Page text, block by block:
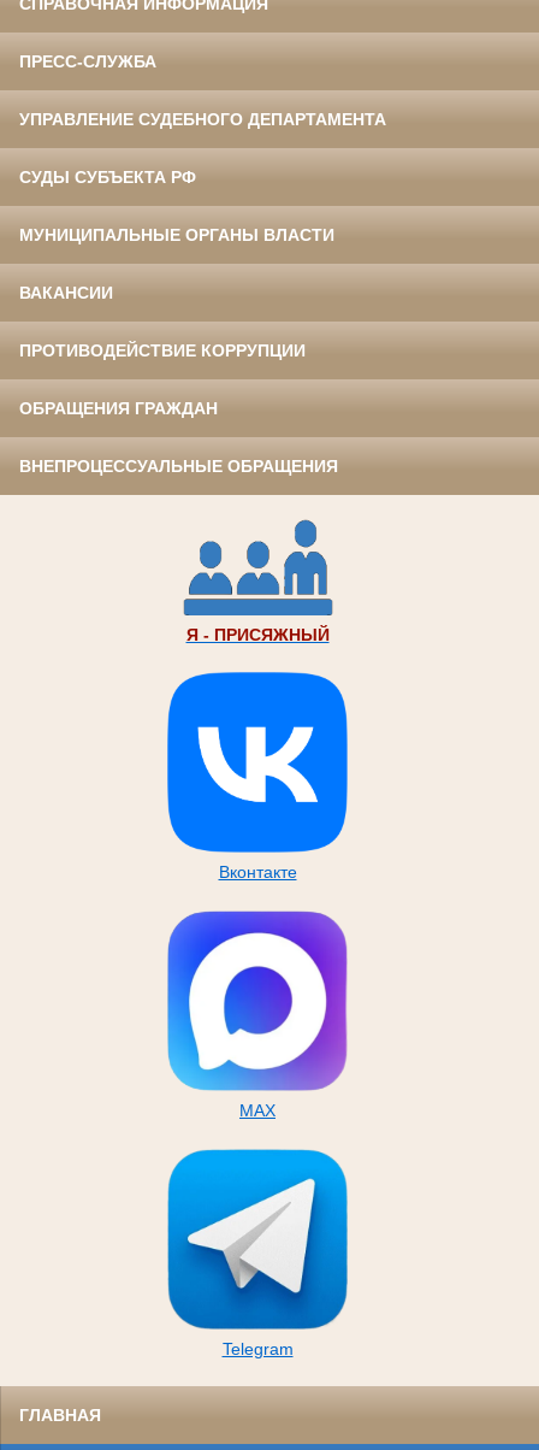
ПРЕСС-СЛУЖБА
УПРАВЛЕНИЕ СУДЕБНОГО ДЕПАРТАМЕНТА
СУДЫ СУБЪЕКТА РФ
МУНИЦИПАЛЬНЫЕ ОРГАНЫ ВЛАСТИ
ВАКАНСИИ
ПРОТИВОДЕЙСТВИЕ КОРРУПЦИИ
ОБРАЩЕНИЯ ГРАЖДАН
ВНЕПРОЦЕССУАЛЬНЫЕ ОБРАЩЕНИЯ
Я - ПРИСЯЖНЫЙ
Вконтакте
MAX
Telegram
ГЛАВНАЯ